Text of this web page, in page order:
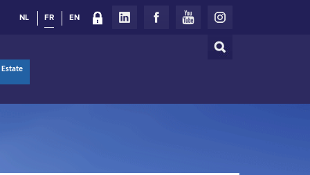
Rechercher
NL FR EN
Estate